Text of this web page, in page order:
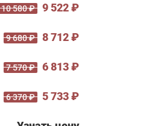
10 580 ₽ 9 522 ₽
9 680 ₽ 8 712 ₽
7 570 ₽ 6 813 ₽
6 370 ₽ 5 733 ₽